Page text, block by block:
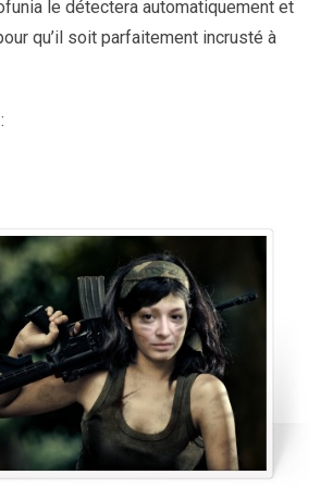
le détectera automatiquement et
qu’il soit parfaitement incrusté à